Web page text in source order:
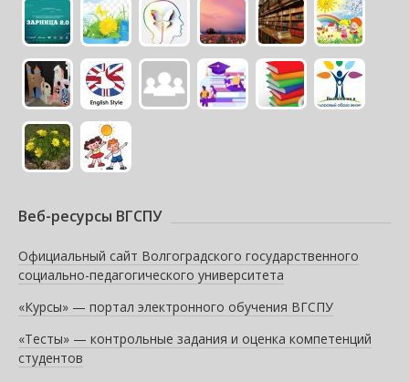
Веб-ресурсы ВГСПУ
Официальный сайт Волгоградского государственного
социально-педагогического университета
«Курсы» — портал электронного обучения ВГСПУ
«Тесты» — контрольные задания и оценка компетенций
студентов